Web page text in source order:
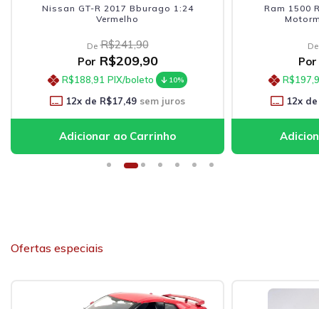
R 2017 Bburago 1:24
PIX/boleto 10%
R$17,49sem juros
Ram 1500 Rebel Crew Cab
Motormax 1:27 Branco
PIX/boleto
R$18,33sem
Ofertas especiais